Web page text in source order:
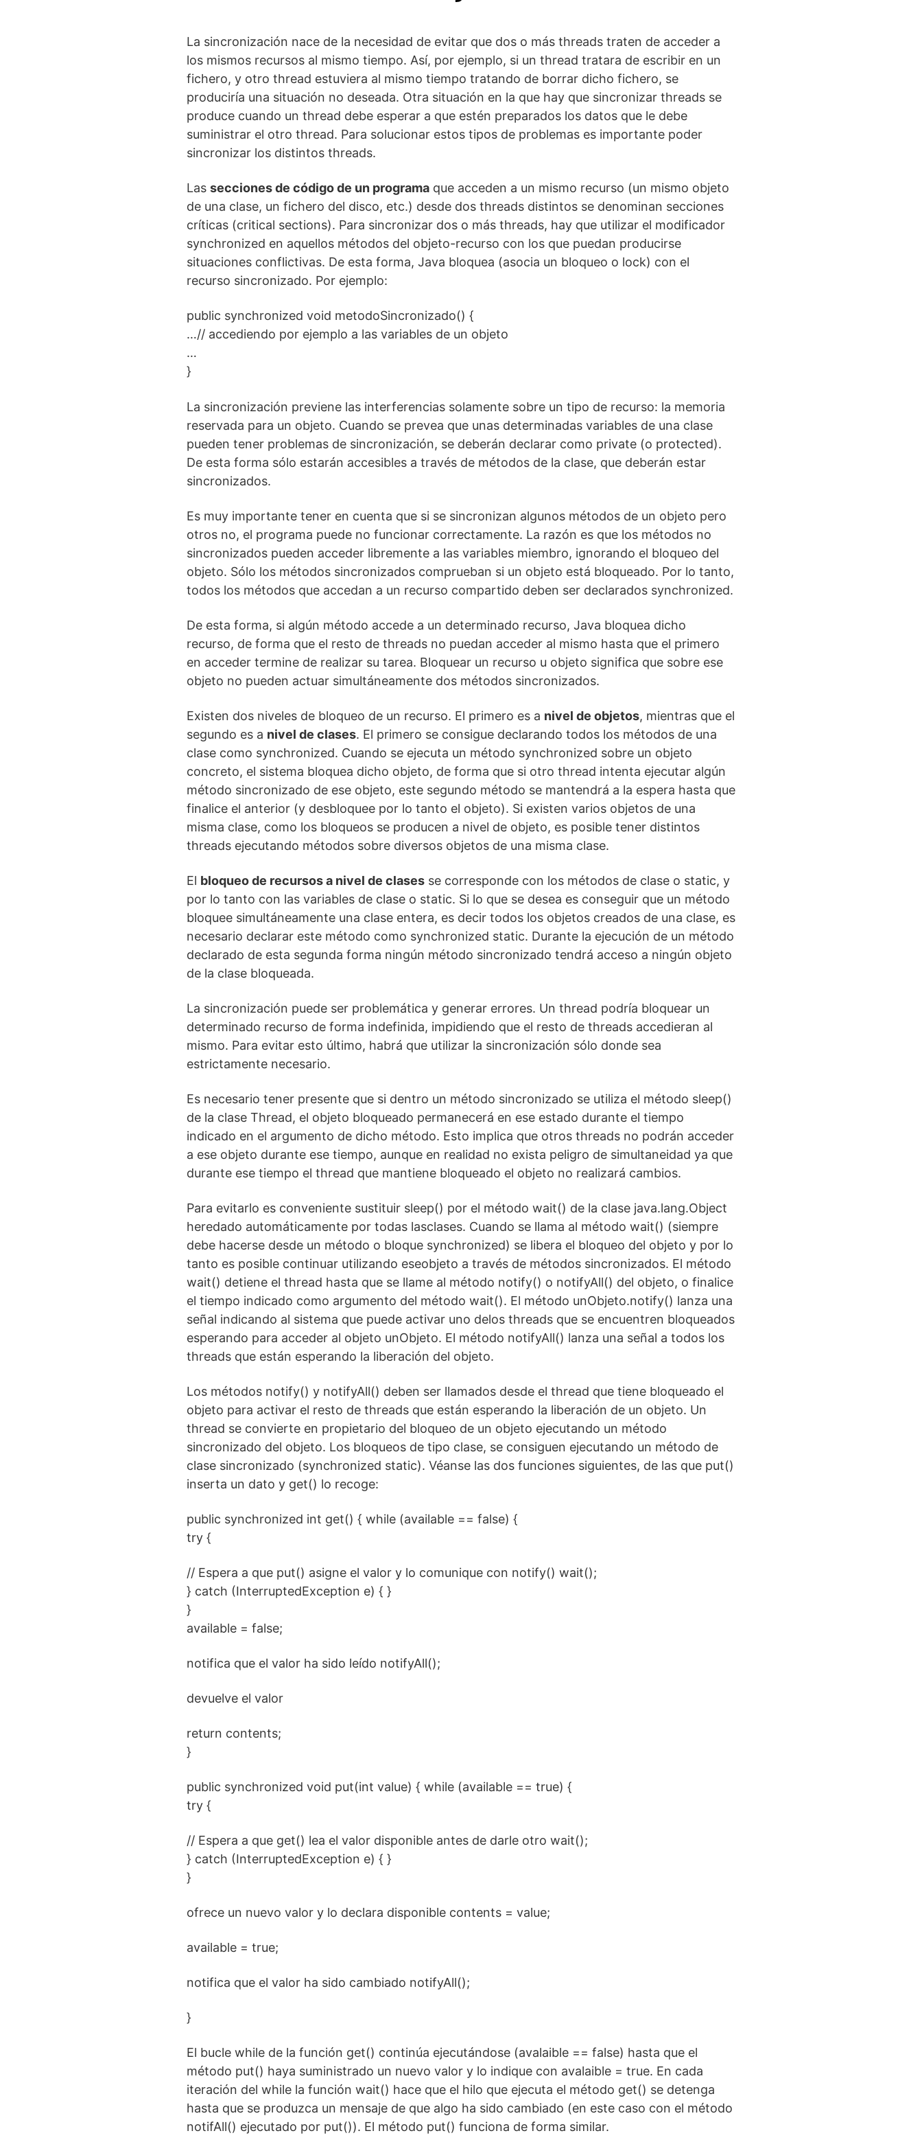
La sincronización nace de la necesidad de evitar que dos o más threads traten de acceder a
los mismos recursos al mismo tiempo. Así, por ejemplo, si un thread tratara de escribir en un
fichero, y otro thread estuviera al mismo tiempo tratando de borrar dicho fichero, se
produciría una situación no deseada. Otra situación en la que hay que sincronizar threads se
produce cuando un thread debe esperar a que estén preparados los datos que le debe
suministrar el otro thread. Para solucionar estos tipos de problemas es importante poder
sincronizar los distintos threads.
Las secciones de código de un programa que acceden a un mismo recurso (un mismo objeto
de una clase, un fichero del disco, etc.) desde dos threads distintos se denominan secciones
críticas (critical sections). Para sincronizar dos o más threads, hay que utilizar el modificador
synchronized en aquellos métodos del objeto-recurso con los que puedan producirse
situaciones conflictivas. De esta forma, Java bloquea (asocia un bloqueo o lock) con el
recurso sincronizado. Por ejemplo:
public synchronized void metodoSincronizado() {
…// accediendo por ejemplo a las variables de un objeto
…
}
La sincronización previene las interferencias solamente sobre un tipo de recurso: la memoria
reservada para un objeto. Cuando se prevea que unas determinadas variables de una clase
pueden tener problemas de sincronización, se deberán declarar como private (o protected).
De esta forma sólo estarán accesibles a través de métodos de la clase, que deberán estar
sincronizados.
Es muy importante tener en cuenta que si se sincronizan algunos métodos de un objeto pero
otros no, el programa puede no funcionar correctamente. La razón es que los métodos no
sincronizados pueden acceder libremente a las variables miembro, ignorando el bloqueo del
objeto. Sólo los métodos sincronizados comprueban si un objeto está bloqueado. Por lo tanto,
todos los métodos que accedan a un recurso compartido deben ser declarados synchronized.
De esta forma, si algún método accede a un determinado recurso, Java bloquea dicho
recurso, de forma que el resto de threads no puedan acceder al mismo hasta que el primero
en acceder termine de realizar su tarea. Bloquear un recurso u objeto significa que sobre ese
objeto no pueden actuar simultáneamente dos métodos sincronizados.
Existen dos niveles de bloqueo de un recurso. El primero es a nivel de objetos, mientras que el
segundo es a nivel de clases. El primero se consigue declarando todos los métodos de una
clase como synchronized. Cuando se ejecuta un método synchronized sobre un objeto
concreto, el sistema bloquea dicho objeto, de forma que si otro thread intenta ejecutar algún
método sincronizado de ese objeto, este segundo método se mantendrá a la espera hasta que
finalice el anterior (y desbloquee por lo tanto el objeto). Si existen varios objetos de una
misma clase, como los bloqueos se producen a nivel de objeto, es posible tener distintos
threads ejecutando métodos sobre diversos objetos de una misma clase.
El bloqueo de recursos a nivel de clases se corresponde con los métodos de clase o static, y
por lo tanto con las variables de clase o static. Si lo que se desea es conseguir que un método
bloquee simultáneamente una clase entera, es decir todos los objetos creados de una clase, es
necesario declarar este método como synchronized static. Durante la ejecución de un método
declarado de esta segunda forma ningún método sincronizado tendrá acceso a ningún objeto
de la clase bloqueada.
La sincronización puede ser problemática y generar errores. Un thread podría bloquear un
determinado recurso de forma indefinida, impidiendo que el resto de threads accedieran al
mismo. Para evitar esto último, habrá que utilizar la sincronización sólo donde sea
estrictamente necesario.
Es necesario tener presente que si dentro un método sincronizado se utiliza el método sleep()
de la clase Thread, el objeto bloqueado permanecerá en ese estado durante el tiempo
indicado en el argumento de dicho método. Esto implica que otros threads no podrán acceder
a ese objeto durante ese tiempo, aunque en realidad no exista peligro de simultaneidad ya que
durante ese tiempo el thread que mantiene bloqueado el objeto no realizará cambios.
Para evitarlo es conveniente sustituir sleep() por el método wait() de la clase java.lang.Object
heredado automáticamente por todas lasclases. Cuando se llama al método wait() (siempre
debe hacerse desde un método o bloque synchronized) se libera el bloqueo del objeto y por lo
tanto es posible continuar utilizando eseobjeto a través de métodos sincronizados. El método
wait() detiene el thread hasta que se llame al método notify() o notifyAll() del objeto, o finalice
el tiempo indicado como argumento del método wait(). El método unObjeto.notify() lanza una
señal indicando al sistema que puede activar uno delos threads que se encuentren bloqueados
esperando para acceder al objeto unObjeto. El método notifyAll() lanza una señal a todos los
threads que están esperando la liberación del objeto.
Los métodos notify() y notifyAll() deben ser llamados desde el thread que tiene bloqueado el
objeto para activar el resto de threads que están esperando la liberación de un objeto. Un
thread se convierte en propietario del bloqueo de un objeto ejecutando un método
sincronizado del objeto. Los bloqueos de tipo clase, se consiguen ejecutando un método de
clase sincronizado (synchronized static). Véanse las dos funciones siguientes, de las que put()
inserta un dato y get() lo recoge:
public synchronized int get() { while (available == false) {
try {
// Espera a que put() asigne el valor y lo comunique con notify() wait();
} catch (InterruptedException e) { }
}
available = false;
notifica que el valor ha sido leído notifyAll();
devuelve el valor
return contents;
}
public synchronized void put(int value) { while (available == true) {
try {
// Espera a que get() lea el valor disponible antes de darle otro wait();
} catch (InterruptedException e) { }
}
ofrece un nuevo valor y lo declara disponible contents = value;
available = true;
notifica que el valor ha sido cambiado notifyAll();
}
El bucle while de la función get() continúa ejecutándose (avalaible == false) hasta que el
método put() haya suministrado un nuevo valor y lo indique con avalaible = true. En cada
iteración del while la función wait() hace que el hilo que ejecuta el método get() se detenga
hasta que se produzca un mensaje de que algo ha sido cambiado (en este caso con el método
notifAll() ejecutado por put()). El método put() funciona de forma similar.